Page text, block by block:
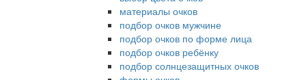
материалы очков
подбор очков мужчине
подбор очков по форме лица
подбор очков ребёнку
подбор солнцезащитных очков